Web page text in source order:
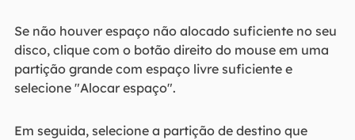
Se não houver espaço não alocado suficiente no seu
disco, clique com o botão direito do mouse em uma
partição grande com espaço livre suficiente e
selecione "Alocar espaço".
Em seguida, selecione a partição de destino que